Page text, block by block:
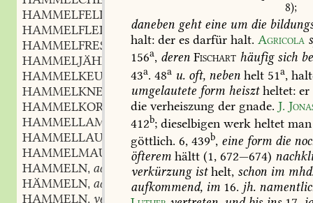
HAMMELFELL
HAMMELFLEISCH
HAMMELFRESSER
HAMMELJÄHRLING,m.
HAMMELKEULE
HAMMELKNECHT
,m.
HAMMELKORN
HAMMELLAMM
n.
HAMMELLAUFEN
,n.
HAMMELMAUS
HAMMELN, adj.
HÄMMELN, adj.
HAMMELN, verb.
8);
daneben gehteine um die
halt: der es darfür halt. Agricola
156a, deren Fischart häufigsich
43a. 48a u. oft, neben helt 51a,
umgelautete form heisztheltet: er
die verheiszung der gnade. J.
412b; dieselbigen werk heltet man
göttlich. 6, 439b, eine form die
öfterem hältt (1, 672—674)
verkürzungisthelt, schon im
aufkommend, im 16. jh.